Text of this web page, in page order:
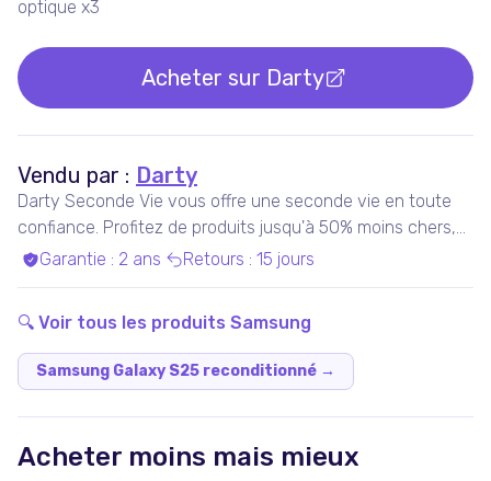
optique x3
Acheter sur Darty
Vendu par : Darty
Darty Seconde Vie vous offre une seconde vie en toute
confiance. Profitez de produits jusqu'à 50% moins chers,
pris en charge par nos experts qualifiés, dans nos ateliers
Garantie : 2 ans Retours : 15 jours
🔍 Voir tous les produits Samsung
Samsung Galaxy S25 reconditionné →
Acheter moins mais mieux